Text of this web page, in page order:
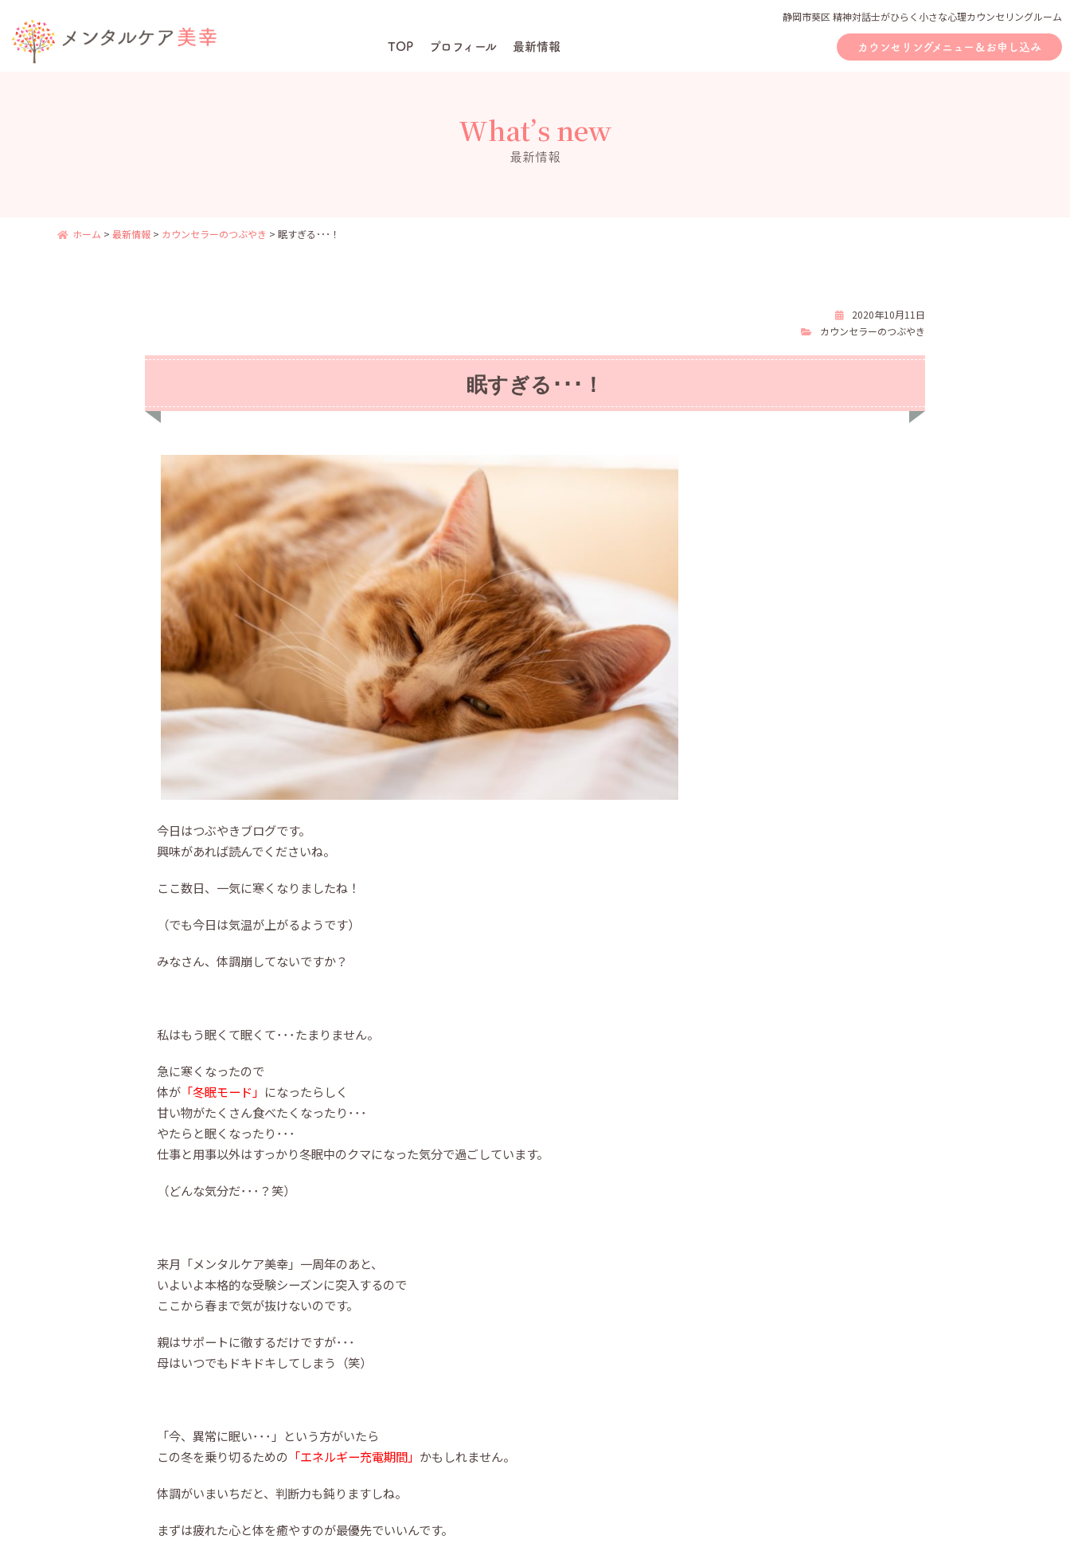
静岡市葵区 精神対話士がひらく小さな心理カウンセリングルーム
TOP プロフィール 最新情報 カウンセリングメニュー＆お申し込み
What’s new
最新情報
ホーム > 最新情報 > カウンセラーのつぶやき > 眠すぎる･･･！
2020年10月11日
カウンセラーのつぶやき
眠すぎる･･･！
今日はつぶやきブログです。
興味があれば読んでくださいね。
ここ数日、一気に寒くなりましたね！
（でも今日は気温が上がるようです）
みなさん、体調崩してないですか？
私はもう眠くて眠くて･･･たまりません。
急に寒くなったので
体が 「冬眠モード」 になったらしく
甘い物がたくさん食べたくなったり･･･
やたらと眠くなったり･･･
仕事と用事以外はすっかり冬眠中のクマになった気分で過ごしています。
（どんな気分だ･･･？笑）
来月「メンタルケア美幸」一周年のあと、
いよいよ本格的な受験シーズンに突入するので
ここから春まで気が抜けないのです。
親はサポートに徹するだけですが･･･
母はいつでもドキドキしてしまう（笑）
「今、異常に眠い･･･」という方がいたら
この冬を乗り切るための 「エネルギー充電期間」 かもしれません。
体調がいまいちだと、判断力も鈍りますしね。
まずは疲れた心と体を癒やすのが最優先でいいんです。